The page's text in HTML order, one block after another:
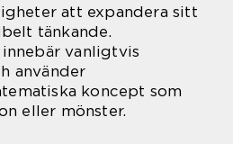
att expandera sitt
tänkande.
vanligtvis
använder
koncept som
eller mönster.